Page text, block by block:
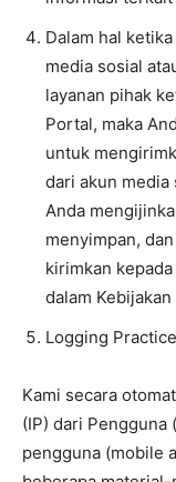
Dalam hal
media sosial
layanan pihak
Portal, maka
untuk
dari akun media
Anda
menyimpan,
kirimkan
dalam
Logging
Kami secara
(IP) dari Pengguna
pengguna (mobile